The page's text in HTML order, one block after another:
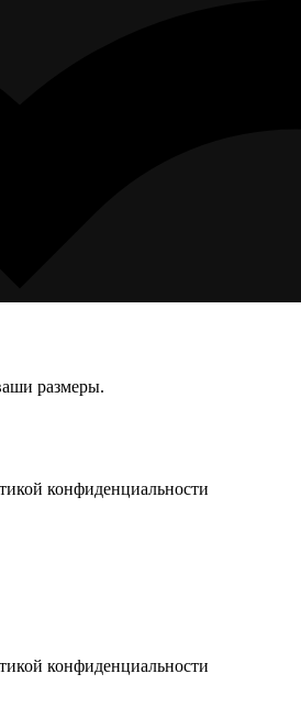
размеры.
конфиденциальности
конфиденциальности